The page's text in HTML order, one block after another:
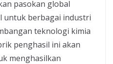
pasokan global
untuk berbagai industri
teknologi kimia
penghasil ini akan
menghasilkan